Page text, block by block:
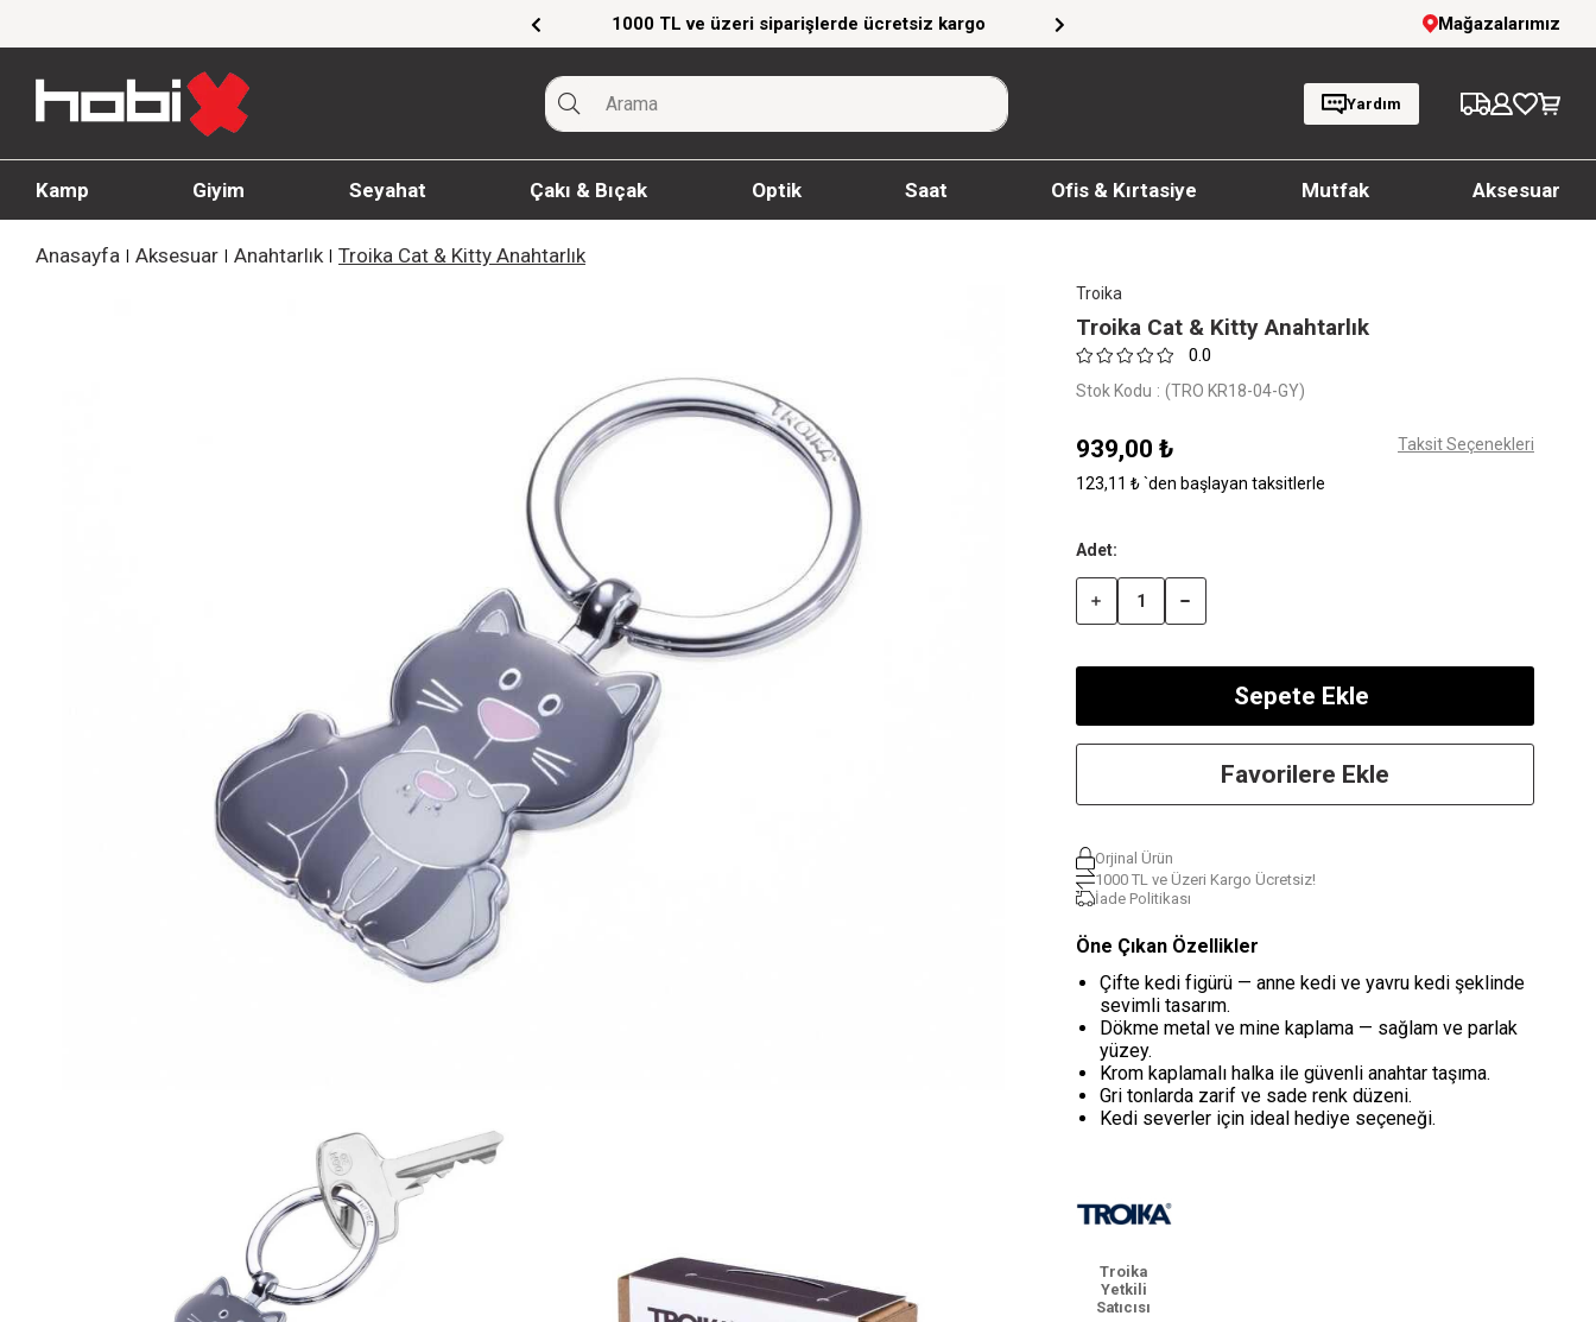
1000 TL ve üzeri siparişlerde ücretsiz kargo Giyim Ürünlerinde %20'ye Varan İndirim!Mağazalarımız
Yardım
Kamp Giyim Seyahat Çakı & Bıçak Optik Saat Ofis & Kırtasiye Mutfak Aksesuar
Anasayfa Aksesuar Anahtarlık Troika Cat & Kitty Anahtarlık
Troika
Troika Cat & Kitty Anahtarlık
0.0
Stok Kodu (TRO KR18-04-GY)
939,00 ₺ Taksit Seçenekleri
123,11 ₺ `den başlayan taksitlerle
Favorilere Ekle
Orjinal Ürün
1000 TL ve Üzeri Kargo Ücretsiz!
İade Politikası
Öne Çıkan Özellikler
Çifte kedi figürü — anne kedi ve yavru kedi şeklinde
sevimli tasarım.
Dökme metal ve mine kaplama — sağlam ve parlak
yüzey.
Krom kaplamalı halka ile güvenli anahtar taşıma.
Gri tonlarda zarif ve sade renk düzeni.
Kedi severler için ideal hediye seçeneği.
Troika
Yetkili
Satıcısı